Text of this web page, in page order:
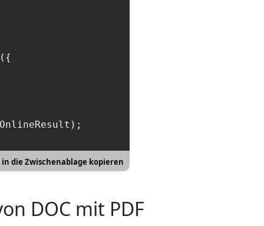
({
in die Zwischenablage kopieren
DOC mit PDF